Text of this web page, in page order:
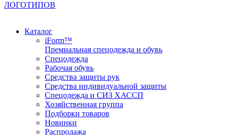
ЛОГОТИПОВ
Каталог
iForm™
Премиальная спецодежда и обувь
Спецодежда
Рабочая обувь
Средства защиты рук
Средства индивидуальной защиты
Спецодежда и СИЗ ХАССП
Хозяйственная группа
Подборки товаров
Новинки
Распродажа